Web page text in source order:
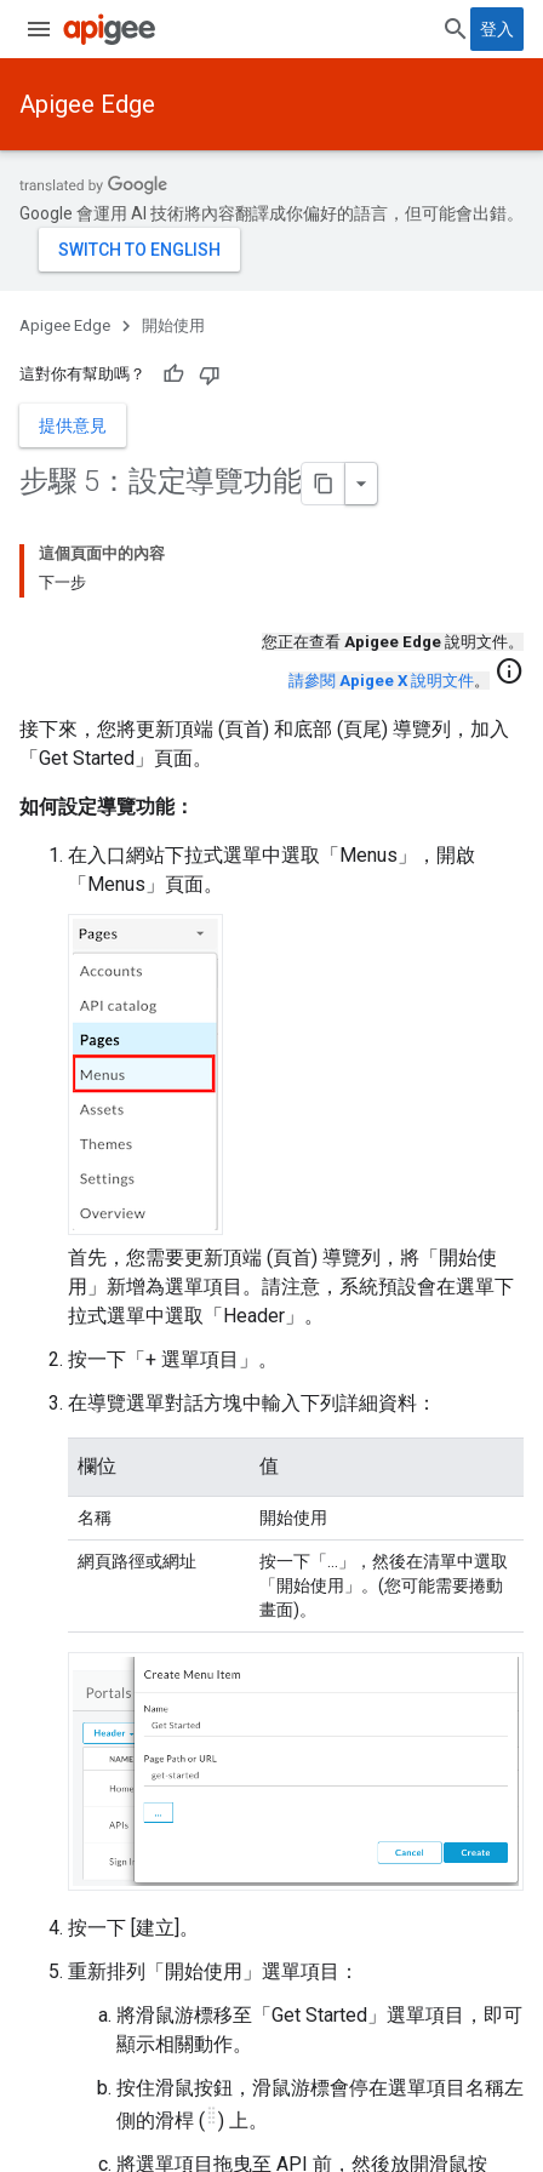
登入
Apigee Edge
Google 會運用 AI 技術將內容翻譯成你偏好的語言，但可能會出錯。
Apigee Edge 開始使用
這對你有幫助嗎？
提供意見
步驟 5：設定導覽功能
這個頁面中的內容
下一步
您正在查看 Apigee Edge 說明文件。
請參閱 Apigee X 說明文件。 info
接下來，您將更新頂端 (頁首) 和底部 (頁尾) 導覽列，加入
「Get Started」 頁面。
如何設定導覽功能：
在入口網站下拉式選單中選取「Menus」
，開啟
「Menus」頁面。
首先，您需要更新頂端 (頁首) 導覽列，將「開始使
用」 新增為選單項目。請注意，系統預設會在選單下
拉式選單中選取「Header」 。
按一下「+ 選單項目」 。
在導覽選單對話方塊中輸入下列詳細資料：
欄位 值
名稱 開始使用
網頁路徑或網址 按一下「...」
，然後在清單中選取
「開始使用」
。(您可能需要捲動
畫面)。
按一下 [建立]。
重新排列「開始使用」選單項目：
將滑鼠游標移至「Get Started」 選單項目，即可
顯示相關動作。
按住滑鼠按鈕，滑鼠游標會停在選單項目名稱左
側的滑桿 (
) 上。
將選單項目拖曳至 API 前，然後放開滑鼠按